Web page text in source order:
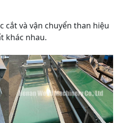
cắt và vận chuyển than hiệu
khác nhau.